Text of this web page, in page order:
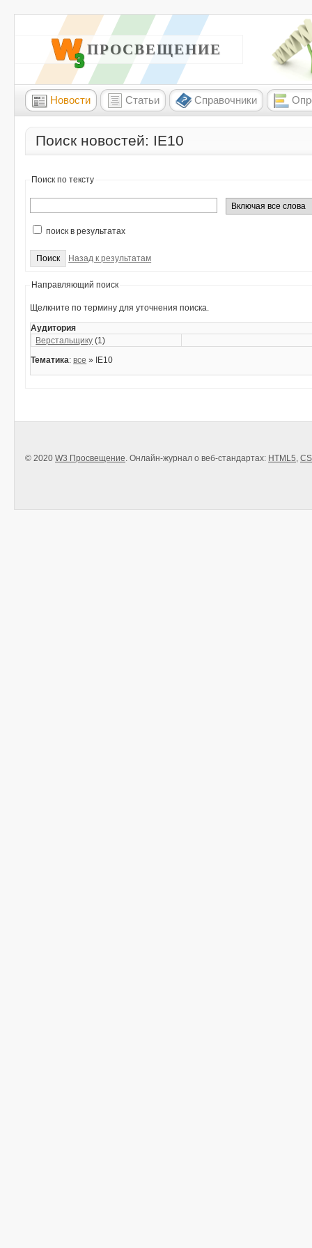
W3 ПРОСВЕЩЕНИЕ
Новости Статьи Справочники
Поиск новостей: IE10
Поиск по тексту
поиск в результатах
Назад к результатам
Направляющий поиск
Щелкните по термину для уточнения поиска.
Аудитория
Верстальщику (1)
Тематика:все » IE10
© 2020 W3 Просвещение. Онлайн-журнал о веб-стандартах: HTML5,